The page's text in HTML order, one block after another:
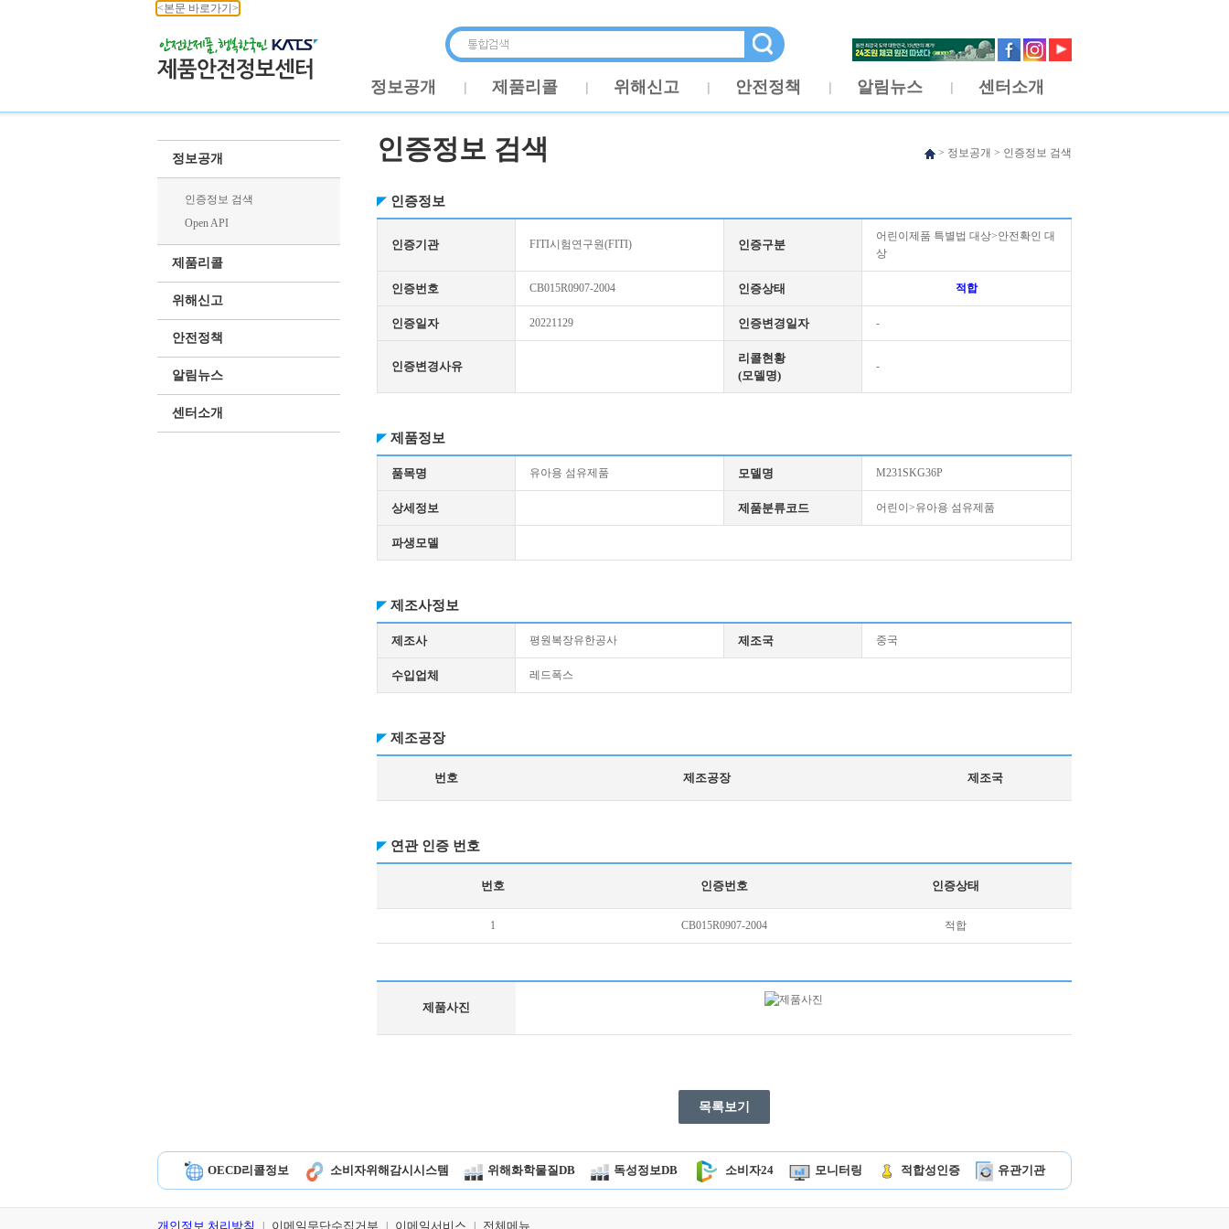
<본문 바로가기>
정보공개 제품리콜 위해신고 안전정책 알림뉴스 센터소개
정보공개
인증정보 검색
Open API
제품리콜
위해신고
안전정책
알림뉴스
센터소개
인증정보 검색 > 정보공개 > 인증정보 검색
인증정보
인증기관 FITI시험연구원(FITI) 인증구분
어린이제품 특별법 대상>안전확인 대
상
인증번호 CB015R0907-2004 인증상태 적합
인증일자 20221129 인증변경일자 -
인증변경사유
리콜현황
(모델명)
-
제품정보
품목명 유아용 섬유제품 모델명 M231SKG36P
상세정보 제품분류코드 어린이>유아용 섬유제품
파생모델
제조사정보
제조사 평원복장유한공사 제조국 중국
수입업체 레드폭스
제조공장
번호 제조공장 제조국
연관 인증 번호
번호 인증번호 인증상태
1 CB015R0907-2004 적합
제품사진
목록보기
OECD리콜정보 소비자위해감시시스템 위해화학물질DB 독성정보DB 소비자24 모니터링 적합성인증 유관기관
개인정보 처리방침 이메일무단수집거부 이메일서비스 전체메뉴